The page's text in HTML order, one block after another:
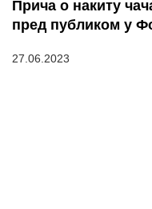
Прича о накиту
пред публиком у
27.06.2023